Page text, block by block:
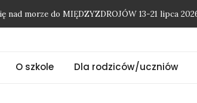
nad morze do MIĘDZYZDROJÓW 13-21 lipca
O szkole Dla rodziców/uczniów